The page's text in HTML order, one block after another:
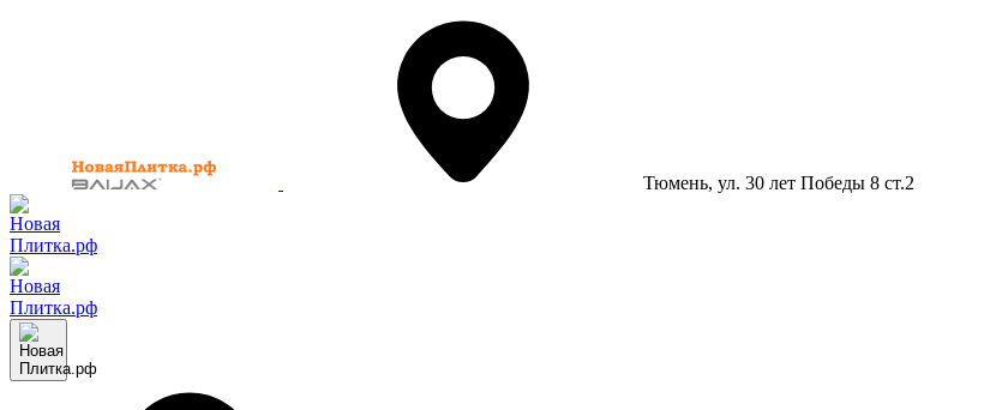
Тюмень, ул. 30 лет Победы 8 ст.2